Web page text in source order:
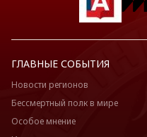
ГЛАВНЫЕ СОБЫТИЯ
Новости регионов
Бессмертный полк в мире
Особое мнение